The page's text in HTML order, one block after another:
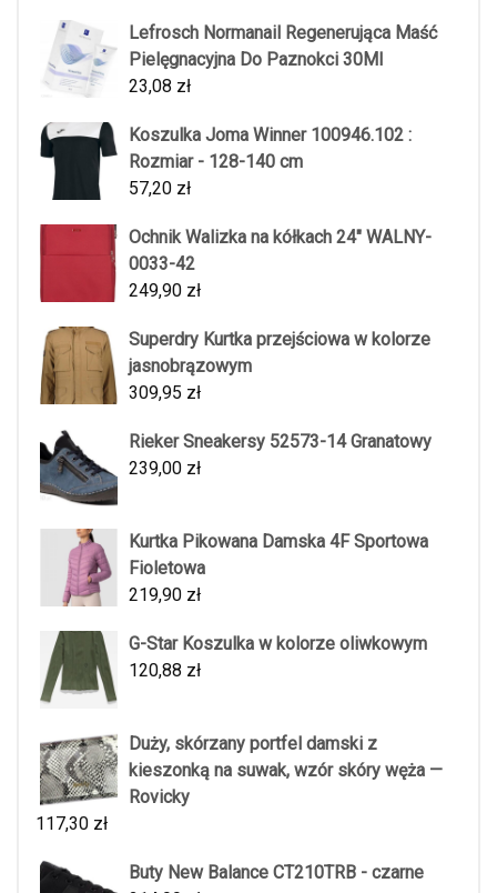
Lefrosch Normanail Regenerująca Maść
Pielęgnacyjna Do Paznokci 30Ml
23,08 zł
Koszulka Joma Winner 100946.102 :
Rozmiar - 128-140 cm
57,20 zł
Ochnik Walizka na kółkach 24" WALNY-
0033-42
249,90 zł
Superdry Kurtka przejściowa w kolorze
jasnobrązowym
309,95 zł
Rieker Sneakersy 52573-14 Granatowy
239,00 zł
Kurtka Pikowana Damska 4F Sportowa
Fioletowa
219,90 zł
G-Star Koszulka w kolorze oliwkowym
120,88 zł
Duży, skórzany portfel damski z
kieszonką na suwak, wzór skóry węża —
Rovicky
117,30 zł
Buty New Balance CT210TRB - czarne